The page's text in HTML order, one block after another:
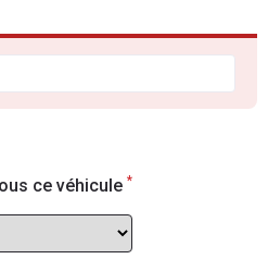
ce véhicule *